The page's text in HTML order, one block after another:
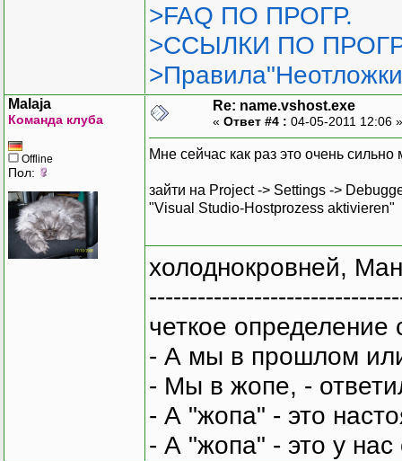
>FAQ ПО ПРОГР.
>ССЫЛКИ ПО
Malaja
Команда клуба
Offline
Пол:
Re: name.vshost.exe
« Ответ #4 : 04-05-2011 12:06
Мне сейчас как раз это очень
зайти на Project -> Settings ->
"Visual Studio-Hostprozess aktivieren"
холоднокровней,
четкое
- А мы в прошлом
- Мы в жопе, -
- А "жопа" - это
- А "жопа" - это у